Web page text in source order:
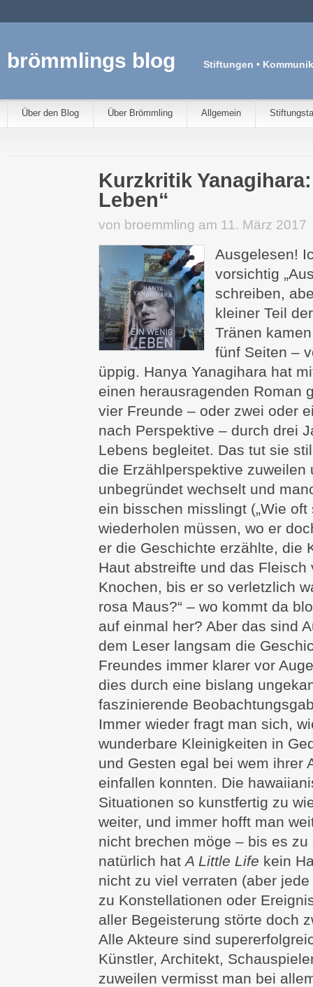
brömmlings blog Stiftungen •
Über den Blog Über Brömmling Allgemein
Kurzkritik
Leben“
von broemmling am 11. März 2017
Ausgelesen!
vorsichtig
schreiben,
kleiner Teil
Tränen
fünf Seiten –
üppig. Hanya Yanagihara hat
einen herausragenden Roman
vier Freunde – oder zwei oder
nach Perspektive – durch drei
Lebens begleitet. Das tut sie
die Erzählperspektive zuweilen
unbegründet wechselt und
ein bisschen misslingt („Wie
wiederholen müssen, wo er
er die Geschichte erzählte, die
Haut abstreifte und das Fleisch
Knochen, bis er so verletzlich
rosa Maus?“ – wo kommt da
auf einmal her? Aber das sind
dem Leser langsam die
Freundes immer klarer vor
dies durch eine bislang
faszinierende
Immer wieder fragt man sich,
wunderbare Kleinigkeiten in
und Gesten egal bei wem ihrer
einfallen konnten. Die
Situationen so kunstfertig zu
weiter, und immer hofft man
nicht brechen möge – bis es zu
natürlich hatA Little Life kein
nicht zu viel verraten (aber
zu Konstellationen oder
aller Begeisterung störte doch
Alle Akteure sind
Künstler, Architekt,
zuweilen vermisst man bei